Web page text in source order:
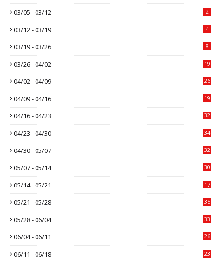
03/05 - 03/12 2
03/12 - 03/19 4
03/19 - 03/26 8
03/26 - 04/02 19
04/02 - 04/09 26
04/09 - 04/16 19
04/16 - 04/23 32
04/23 - 04/30 34
04/30 - 05/07 32
05/07 - 05/14 30
05/14 - 05/21 17
05/21 - 05/28 35
05/28 - 06/04 33
06/04 - 06/11 26
06/11 - 06/18 23